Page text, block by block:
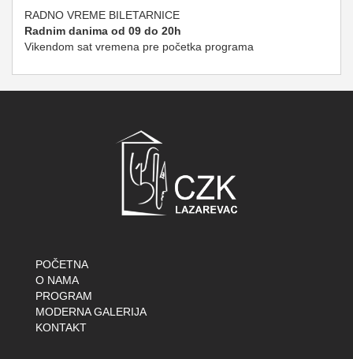
RADNO VREME BILETARNICE
Radnim danima od 09 do 20h
Vikendom sat vremena pre početka programa
POČETNA
O NAMA
PROGRAM
MODERNA GALERIJA
KONTAKT